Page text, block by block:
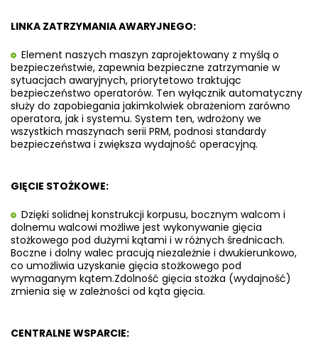
LINKA ZATRZYMANIA AWARYJNEGO:
Element naszych maszyn zaprojektowany z myślą o
bezpieczeństwie, zapewnia bezpieczne zatrzymanie w
sytuacjach awaryjnych, priorytetowo traktując
bezpieczeństwo operatorów. Ten wyłącznik automatyczny
służy do zapobiegania jakimkolwiek obrażeniom zarówno
operatora, jak i systemu. System ten, wdrożony we
wszystkich maszynach serii PRM, podnosi standardy
bezpieczeństwa i zwiększa wydajność operacyjną.
GIĘCIE STOŻKOWE:
Dzięki solidnej konstrukcji korpusu, bocznym walcom i
dolnemu walcowi możliwe jest wykonywanie gięcia
stożkowego pod dużymi kątami i w różnych średnicach.
Boczne i dolny walec pracują niezależnie i dwukierunkowo,
co umożliwia uzyskanie gięcia stożkowego pod
wymaganym kątem.Zdolność gięcia stożka (wydajność)
zmienia się w zależności od kąta gięcia.
CENTRALNE WSPARCIE: